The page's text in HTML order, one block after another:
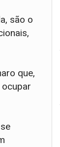
são o
que,